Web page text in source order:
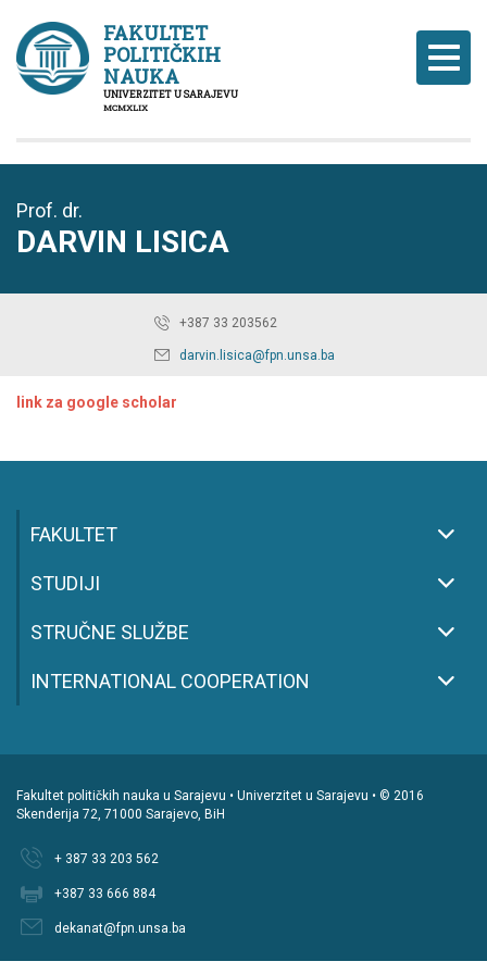
FAKULTET
POLITIČKIH
NAUKA
UNIVERZITET U SARAJEVU
MCMXLIX
Prof. dr.
DARVIN LISICA
+387 33 203562
darvin.lisica@fpn.unsa.ba
link za google scholar
FAKULTET
STUDIJI
STRUČNE SLUŽBE
INTERNATIONAL COOPERATION
Fakultet političkih nauka u Sarajevu • Univerzitet u Sarajevu • © 2016
Skenderija 72, 71000 Sarajevo, BiH
+ 387 33 203 562
+387 33 666 884
dekanat@fpn.unsa.ba